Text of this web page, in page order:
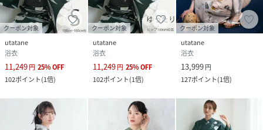
クーポン対象
utatane
浴衣
11,249円 25%OFF
102ポイント(1倍)
クーポン対象
utatane
浴衣
11,249円 25%OFF
102ポイント(1倍)
クーポン対象
utatane
浴衣
13,999円
127ポイント(1倍)